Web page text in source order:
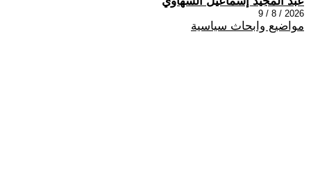
2026 / 8 / 9
مواضيع وابحاث سياسية